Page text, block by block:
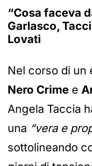
“Cosa faceva
Garlasco,
Lovati
Nel corso di un
Nero Crime e
Angela Taccia
una “vera e
sottolineando